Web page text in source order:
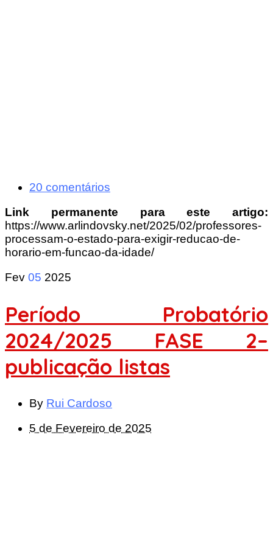
20 comentários
Link permanente para este artigo:
https://www.arlindovsky.net/2025/02/professores-
processam-o-estado-para-exigir-reducao-de-
horario-em-funcao-da-idade/
Fev 05 2025
Período Probatório
2024/2025 FASE 2–
publicação listas
By Rui Cardoso
5 de Fevereiro de 2025